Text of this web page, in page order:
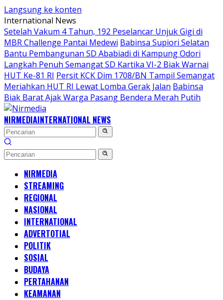
Langsung ke konten
International News
Setelah Vakum 4 Tahun, 192 Peselancar Unjuk Gigi di
MBR Challenge Pantai Medewi Babinsa Supiori Selatan
Bantu Pembangunan SD Ababiadi di Kampung Odori
Langkah Penuh Semangat SD Kartika VI-2 Biak Warnai
HUT Ke-81 RI Persit KCK Dim 1708/BN Tampil Semangat
Meriahkan HUT RI Lewat Lomba Gerak Jalan Babinsa
Biak Barat Ajak Warga Pasang Bendera Merah Putih
NIRMEDIAINTERNATIONAL NEWS
NIRMEDIA
STREAMING
REGIONAL
NASIONAL
INTERNATIONAL
ADVERTOTIAL
POLITIK
SOSIAL
BUDAYA
PERTAHANAN
KEAMANAN